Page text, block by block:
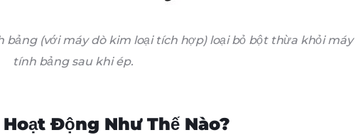
bảng (với máy dò kim loại tích hợp) loại bỏ bột thừa khỏi máy
tính bảng sau khi ép.
Động Như Thế Nào?